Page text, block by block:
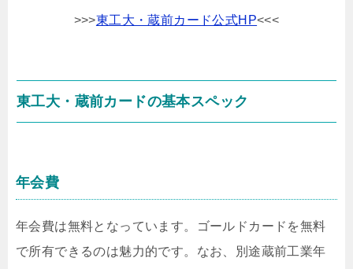
>>>東工大・蔵前カード公式HP<<<
東工大・蔵前カードの基本スペック
年会費
年会費は無料となっています。ゴールドカードを無料
で所有できるのは魅力的です。なお、別途蔵前工業年